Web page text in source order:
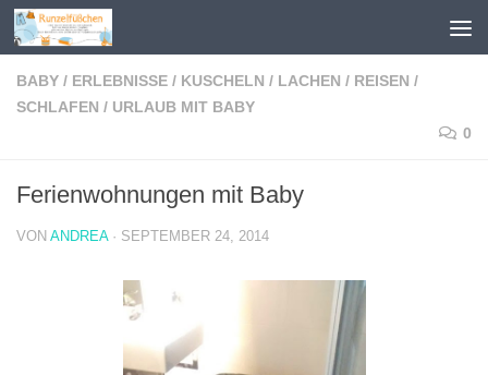
Zum Inhalt springen
BABY / ERLEBNISSE / KUSCHELN / LACHEN / REISEN /
SCHLAFEN / URLAUB MIT BABY
0
Ferienwohnungen mit Baby
VON ANDREA · SEPTEMBER 24, 2014